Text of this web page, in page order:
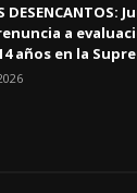
DESENCANTOS:
a
años en la